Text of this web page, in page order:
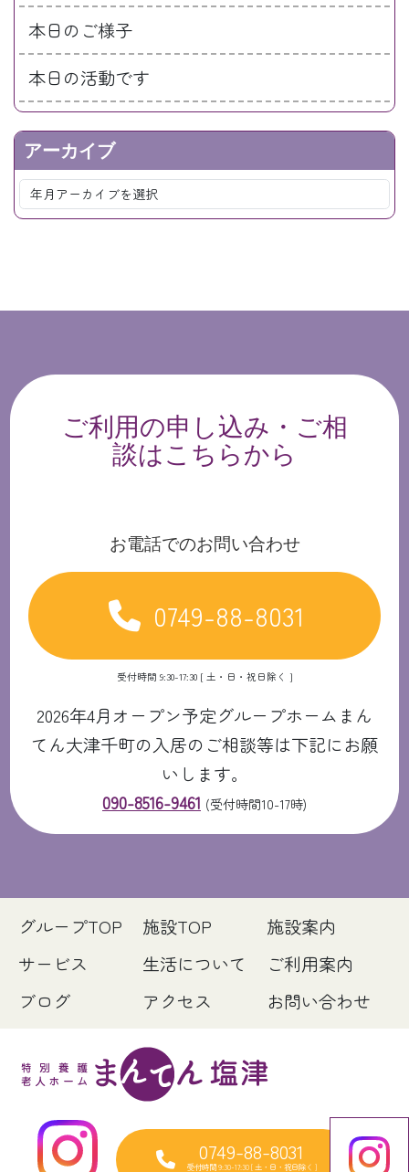
本日のご様子
本日の活動です
アーカイブ
ご利用の申し込み・ご相
談はこちらから
お電話でのお問い合わせ
0749-88-8031
受付時間 9:30-17:30 [ 土・日・祝日除く ]
2026年4月オープン予定グループホームまん
てん大津千町の入居のご相談等は下記にお願
いします。
090-8516-9461 (受付時間10-17時)
グループTOP 施設TOP
施設案内
サービス
生活について
ご利用案内
ブログ
アクセス お問い合わせ
0749-88-8031
受付時間 9:30-17:30 [ 土・日・祝日除く ]